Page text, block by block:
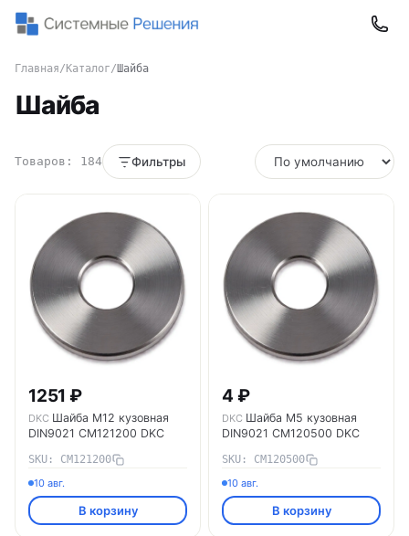
Главная/ Каталог/Шайба
Шайба
Товаров: 184 Фильтры
1251 ₽
DKC Шайба М12 кузовная
DIN9021 CM121200 DKC
SKU: CM121200
10 авг.
В корзину
4 ₽
DKC Шайба М5 кузовная
DIN9021 CM120500 DKC
SKU: CM120500
10 авг.
В корзину